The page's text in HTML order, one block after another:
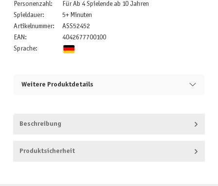
Personenzahl:
Für Ab 4 Spielende ab 10 Jahren
Spieldauer:
5+ Minuten
Artikelnummer:
ASS52452
EAN:
4042677700100
Sprache:
Weitere Produktdetails
Beschreibung
Produktsicherheit